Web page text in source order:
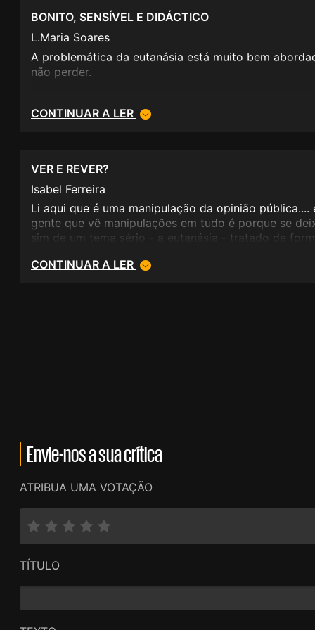
BONITO, SENSÍVEL E DIDÁCTICO
L.Maria Soares
A problemática da eutanásia está muito bem
não perder.
CONTINUAR A LER
VER E REVER?
Isabel Ferreira
Li aqui que é uma manipulação da opinião pública....
gente que vê manipulações em tudo é porque se
sim de um tema sério - a eutanásia - tratado de
dela! Nada nos é imposto quando temos capacidade
CONTINUAR A LER
Envie-nos a sua crítica
ATRIBUA UMA VOTAÇÃO
TÍTULO